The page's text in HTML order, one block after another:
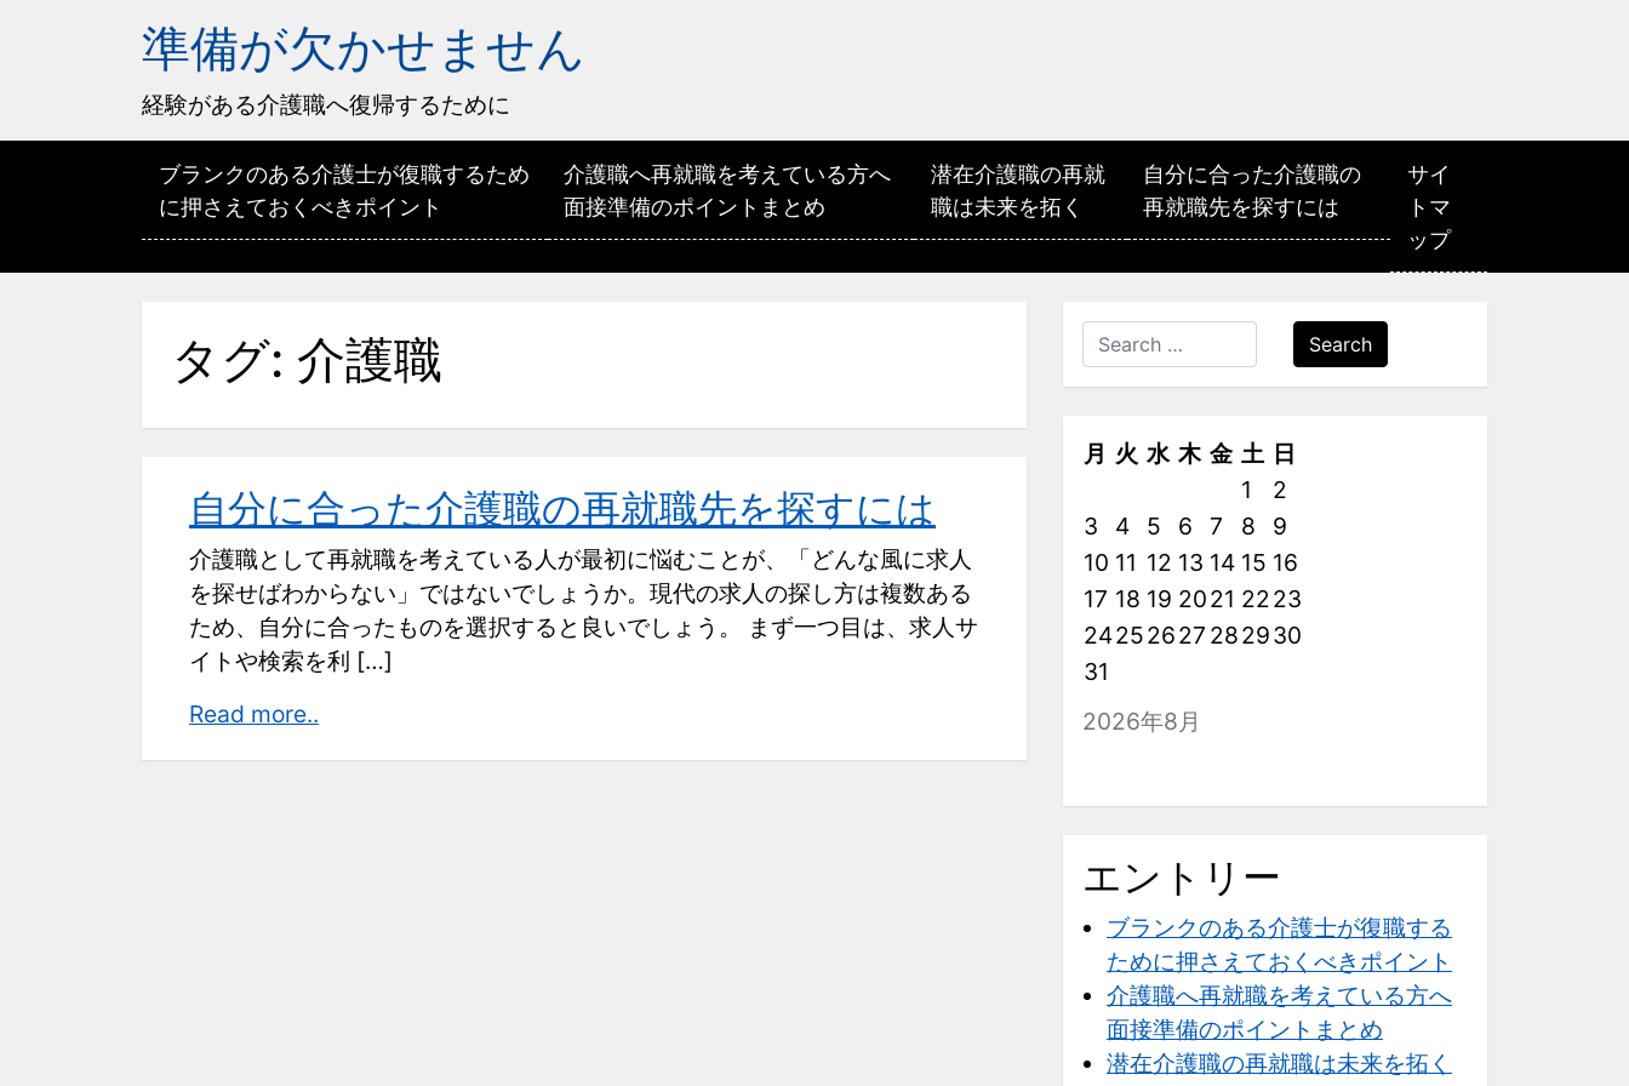
準備が欠かせません
経験がある介護職へ復帰するために
ブランクのある介護士が復職するため
に押さえておくべきポイント
介護職へ再就職を考えている方へ
面接準備のポイントまとめ
潜在介護職の再就
職は未来を拓く
自分に合った介護職の
再就職先を探すには
サイ
トマ
ップ
タグ: 介護職
自分に合った介護職の再就職先を探すには
介護職として再就職を考えている人が最初に悩むことが、「どんな風に求人
を探せばわからない」ではないでしょうか。現代の求人の探し方は複数ある
ため、自分に合ったものを選択すると良いでしょう。 まず一つ目は、求人サ
イトや検索を利 […]
Read more..
Search
2026年8月
月 火 水 木 金 土 日
1
2
3
4 5 6 7 8
9
10 11 12 13 14 15 16
17 18 19 2021 2223
24252627 282930
31
エントリー
ブランクのある介護士が復職する
ために押さえておくべきポイント
介護職へ再就職を考えている方へ
面接準備のポイントまとめ
潜在介護職の再就職は未来を拓く